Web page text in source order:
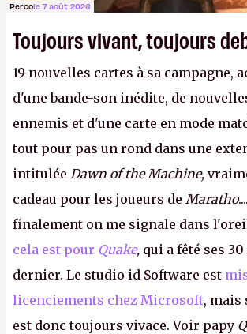
Percole 7 août 2026
Toujours vivant, toujours
19 nouvelles cartes à sa campagne,
d'une bande-son inédite, de
ennemis et d'une carte en mode
tout pour pas un rond dans une
intitulée Dawn of the Machine,
cadeau pour les joueurs de Maratho
finalement on me signale dans
cela est pour Quake, qui a fêté ses
dernier. Le studio id Software est
licenciements chez Microsoft, mais
est donc toujours vivace. Voir papy